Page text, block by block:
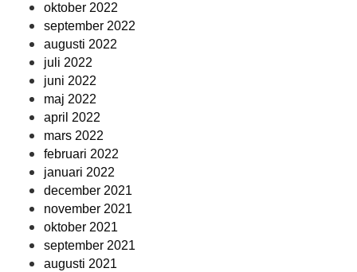
oktober 2022
september 2022
augusti 2022
juli 2022
juni 2022
maj 2022
april 2022
mars 2022
februari 2022
januari 2022
december 2021
november 2021
oktober 2021
september 2021
augusti 2021